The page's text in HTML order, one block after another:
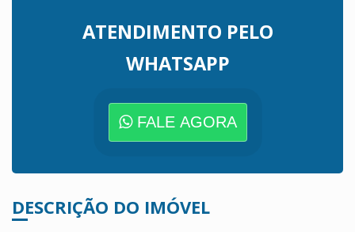
ATENDIMENTO PELO
WHATSAPP
FALE AGORA
DESCRIÇÃO DO IMÓVEL